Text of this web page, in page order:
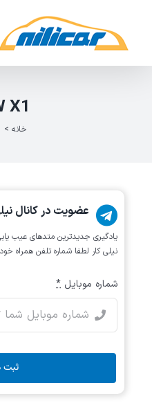
content
X1
خانه >
عضویت در کانال
یادگیری جدیدترین متد‌های عیب
نیلی کار لطفا شماره تلفن همراه خود
شماره موبایل *
ثبت